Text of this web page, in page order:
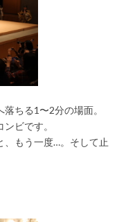
ちる1〜2分の場面。
ビです。
、もう一度…。そして止